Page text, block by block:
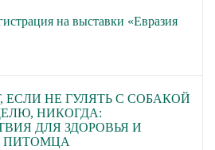
на выставки «Евразия
ЕСЛИ НЕ ГУЛЯТЬ С СОБАКОЙ
НИКОГДА:
ДЛЯ ЗДОРОВЬЯ И
ПИТОМЦА